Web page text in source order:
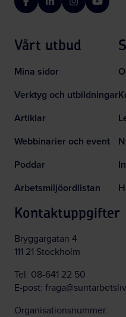
FacebookLinkedInInstagramYouTube
Vårt utbud
Mina sidor
Verktyg och utbildningar
Artiklar
Webbinarier och event
Poddar
Arbetsmiljöordlistan
Kontaktuppgifter
Bryggargatan 4
111 21 Stockholm
Tel: 08-641 22 50
E-post:
Organisationsnummer: